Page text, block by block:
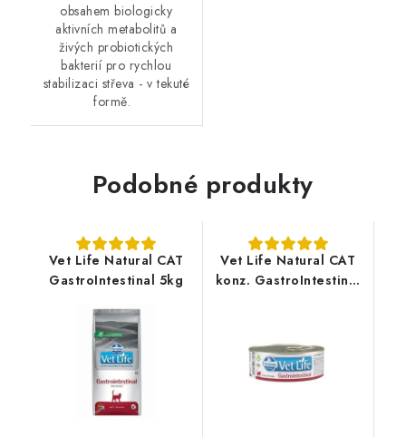
obsahem biologicky
aktivních metabolitů a
živých probiotických
bakterií pro rychlou
stabilizaci střeva - v tekuté
formě.
Podobné produkty
Vet Life Natural CAT
GastroIntestinal 5kg
Vet Life Natural CAT
konz. GastroIntestinal